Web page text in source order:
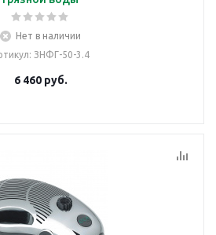
Нет в наличии
: ЗНФГ-50-3.4
6 460руб.